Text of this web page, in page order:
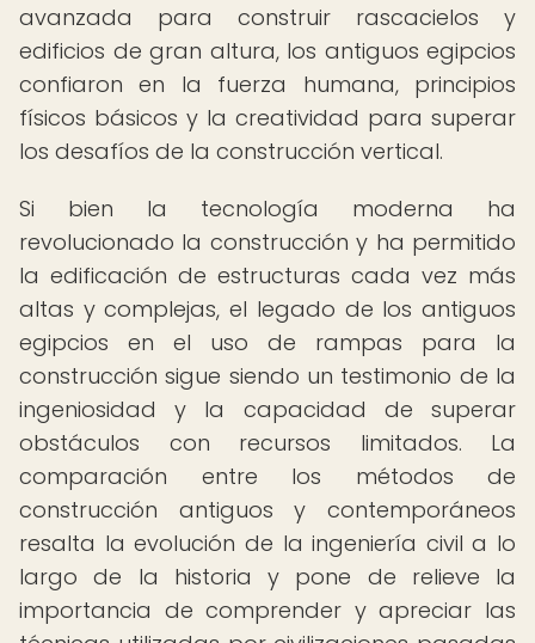
avanzada para construir rascacielos y
edificios de gran altura, los antiguos egipcios
confiaron en la fuerza humana, principios
físicos básicos y la creatividad para superar
los desafíos de la construcción vertical.
Si bien la tecnología moderna ha
revolucionado la construcción y ha permitido
la edificación de estructuras cada vez más
altas y complejas, el legado de los antiguos
egipcios en el uso de rampas para la
construcción sigue siendo un testimonio de la
ingeniosidad y la capacidad de superar
obstáculos con recursos limitados. La
comparación entre los métodos de
construcción antiguos y contemporáneos
resalta la evolución de la ingeniería civil a lo
largo de la historia y pone de relieve la
importancia de comprender y apreciar las